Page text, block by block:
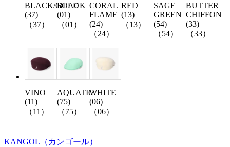
BLACK/GOLD
(37)
（37）
BLACK
(01)
（01）
CORAL
FLAME
(24)
（24）
RED
(13)
（13）
SAGE
GREEN
(54)
（54）
BUTTER
CHIFFON
(33)
（33）
VINO
(11)
（11）
AQUATIC
(75)
（75）
WHITE
(06)
（06）
KANGOL （カンゴール）